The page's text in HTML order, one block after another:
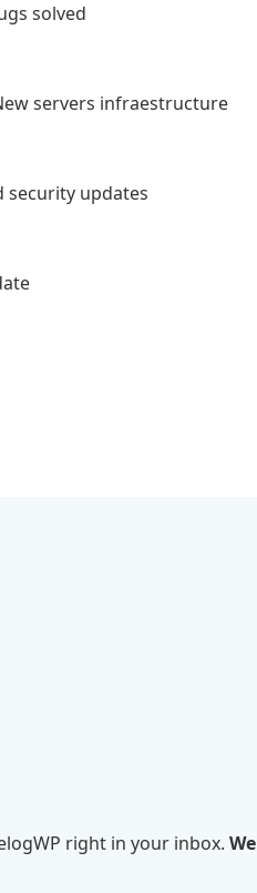
solved
servers infraestructure
security updates
right in your inbox. We